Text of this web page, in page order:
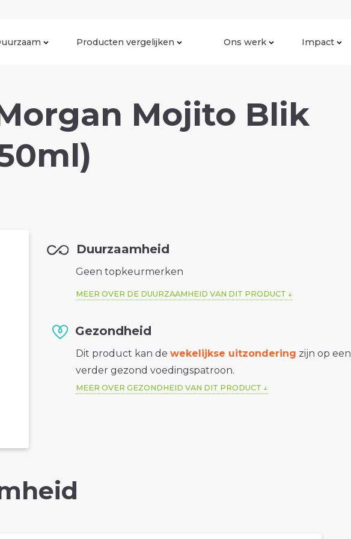
Producten vergelijken Ons werk Impact
Mojito Blik
Duurzaamheid
Geen topkeurmerken
MEER OVER DE DUURZAAMHEID VAN DIT PRODUCT
Gezondheid
Dit product kan dewekelijkse uitzondering zijn op een
verder gezond voedingspatroon.
MEER OVER GEZONDHEID VAN DIT PRODUCT